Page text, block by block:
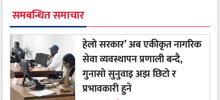
समबन्धित समाचार
हेलो सरकार’ अब एकीकृत नागरिक
सेवा व्यवस्थापन प्रणाली बन्दै,
गुनासो सुनुवाइ अझ छिटो र
प्रभावकारी हुने